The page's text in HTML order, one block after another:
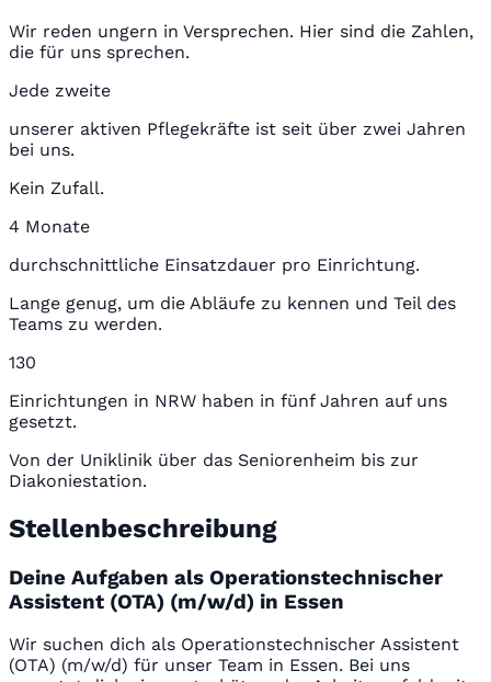
Wir reden ungern in Versprechen. Hier sind die Zahlen,
die für uns sprechen.
Jede zweite
unserer aktiven Pflegekräfte ist seit über zwei Jahren
bei uns.
Kein Zufall.
4 Monate
durchschnittliche Einsatzdauer pro Einrichtung.
Lange genug, um die Abläufe zu kennen und Teil des
Teams zu werden.
130
Einrichtungen in NRW haben in fünf Jahren auf uns
gesetzt.
Von der Uniklinik über das Seniorenheim bis zur
Diakoniestation.
Stellenbeschreibung
Deine Aufgaben als Operationstechnischer
Assistent (OTA) (m/w/d) in Essen
Wir suchen dich als Operationstechnischer Assistent
(OTA) (m/w/d) für unser Team in Essen. Bei uns